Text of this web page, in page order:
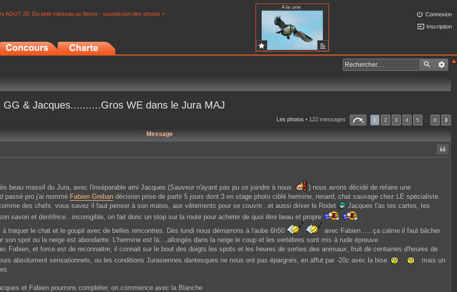
AOUT 26: Du petit ruisseau au fleuve - soumission des photos <
A la une
Connexion
Inscription
GG & Jacques..........Gros WE dans le Jura MAJ
Les photos • 122 messages 1 2 3 4 5 8
Message
Citer
beau massif du Jura, avec l'inséparable ami Jacques (Sauveur n'ayant pas pu se joindre à nous
) nous avons décidé de refaire une
passé pro j'ai nommé Fabien Greban décision prise de partir 5 jours dont 3 en stage photo ciblé hermine, renard, chat sauvage chez LE spécialiste.
des chefs, vous savez il faut penser à son matos, aux vêtements pour se couvrir...et aussi driver le Rodet
Jacques t'as tes cartes, tes
savon et dentifrice...incorrigible, on fait donc un stop sur la route pour acheter de quoi être beau et propre
.
traquer le chat et le goupil avec de belles rencontres. Dès lundi nous démarrons à l'aube 6h50
avec Fabien......ça calme il faut bâcher
son spot ou la neige est abondante. L'hermine est là....allongés dans la neige le coup et les vertèbres sont mis à rude épreuve.
Fabien, et force est de reconnaitre, il connait sur le bout des doigts les spots et les heures de sorties des animaux, fruit de centaines d'heures de
absolument sensationnels, ou les conditions Jurasiennes dantesques ne nous ont pas épargnés, en affut par -20c avec la bise
mais un
et Fabien pourrons compléter, on commence avec la Blanche